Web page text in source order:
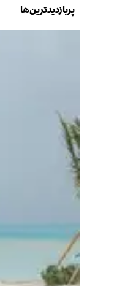
پربازدیدترین‌ها